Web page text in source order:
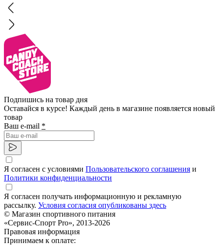
Подпишись на товар дня
Оставайся в курсе! Каждый день в магазине появляется новый
товар
Ваш e-mail *
Я согласен с условиями Пользовательского соглашения и
Политики конфиденциальности
Я согласен получать информационную и рекламную
рассылку. Условия согласия опубликованы здесь
© Магазин спортивного питания
«Сервис-Спорт Pro», 2013-2026
Правовая информация
Принимаем к оплате: